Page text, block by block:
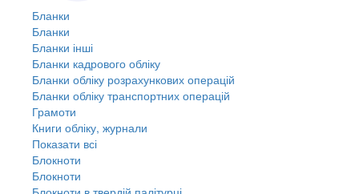
Бланки
Бланки
Бланки інші
Бланки кадрового обліку
Бланки обліку розрахункових операцій
Бланки обліку транспортних операцій
Грамоти
Книги обліку, журнали
Показати всі
Блокноти
Блокноти